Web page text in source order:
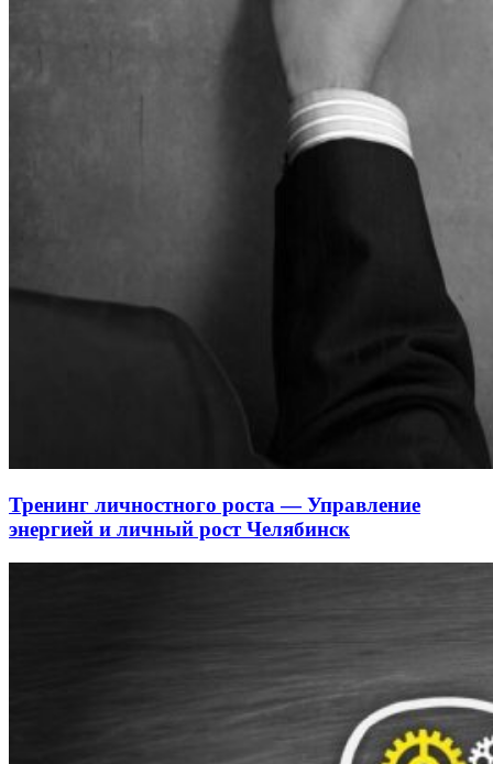
Тренинг личностного роста — Управление
энергией и личный рост Челябинск